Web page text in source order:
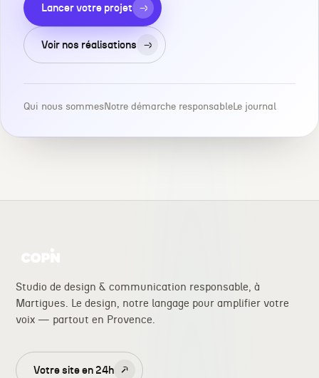
Lancer votre projet →
Voir nos réalisations →
Qui nous sommesNotre démarche responsableLe journal
Studio de design & communication responsable, à
Martigues. Le design, notre langage pour amplifier votre
voix — partout en Provence.
Votre site en 24h ↗